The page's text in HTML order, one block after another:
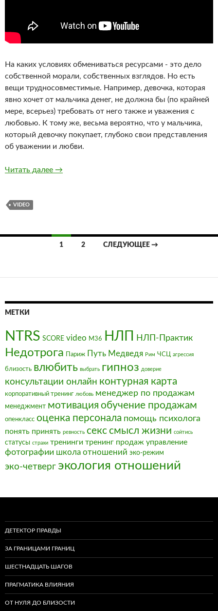
На каких условиях обмениваться ресурсами - это дело
собственной морали, собственных взглядов. Но есть
вещи трудносовместимые. Например, девочка, которая
явно хочет от мальчика денег, не должна бы (по крайней
мере, всерьез) требовать от него также и уважения с
любовью. К тому же, весьма вероятно, что у мальчика,
который девочку покупает, глубоко свои представления
об уважении и любви.
Читать далее Шуба и лексус
→
VIDEO
Навигация
записям
1 2 СЛЕДУЮЩЕЕ →
МЕТКИ
NTRS SCORE video М36 НЛП НЛП-Практик
Недотрога Париж Путь Медведя Рим ЧСЦ агрессия
близость влюбить выбрать гипноз доверие
консультации онлайн контурная карта
корпоративный тренинг любовь менеджер по продажам
менеджмент мотивация обучение продажам
опенкласс оценка персонала помощь психолога
понять принять ревность секссмысл жизни сойтись
статусы страхи тренинги тренинг продаж управление
фотографии школа отношений эко-режим
эко-четверг экология отношений
ДЕТЕКТОР ПРАВДЫ
ЗА ГРАНИЦАМИ ГРАНИЦ
ШЕСТНАДЦАТЬ ШАГОВ
ПРАГМАТИКА ВЛИЯНИЯ
ОТ НУЛЯ ДО БЛИЗОСТИ